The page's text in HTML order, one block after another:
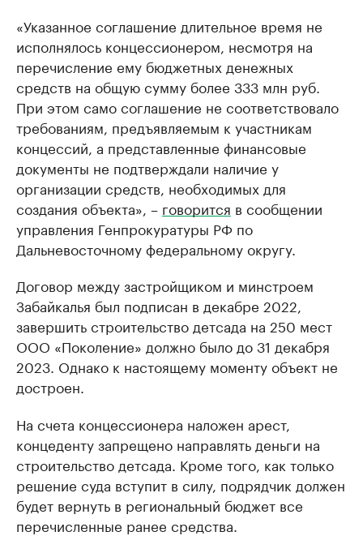
«Указанное соглашение длительное время не
исполнялось концессионером, несмотря на
перечисление ему бюджетных денежных
средств на общую сумму более 333 млн руб.
При этом само соглашение не соответствовало
требованиям, предъявляемым к участникам
концессий, а представленные финансовые
документы не подтверждали наличие у
организации средств, необходимых для
создания объекта», – говорится в сообщении
управления Генпрокуратуры РФ по
Дальневосточному федеральному округу.
Договор между застройщиком и минстроем
Забайкалья был подписан в декабре 2022,
завершить строительство детсада на 250 мест
ООО «Поколение» должно было до 31 декабря
2023. Однако к настоящему моменту объект не
достроен.
На счета концессионера наложен арест,
концеденту запрещено направлять деньги на
строительство детсада. Кроме того, как только
решение суда вступит в силу, подрядчик должен
будет вернуть в региональный бюджет все
перечисленные ранее средства.